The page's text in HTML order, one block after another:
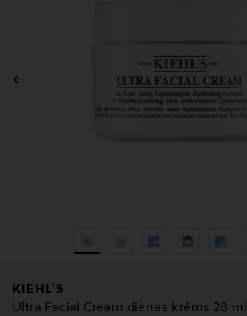
KIEHL'S
Ultra Facial Cream dienas krēms 28 ml